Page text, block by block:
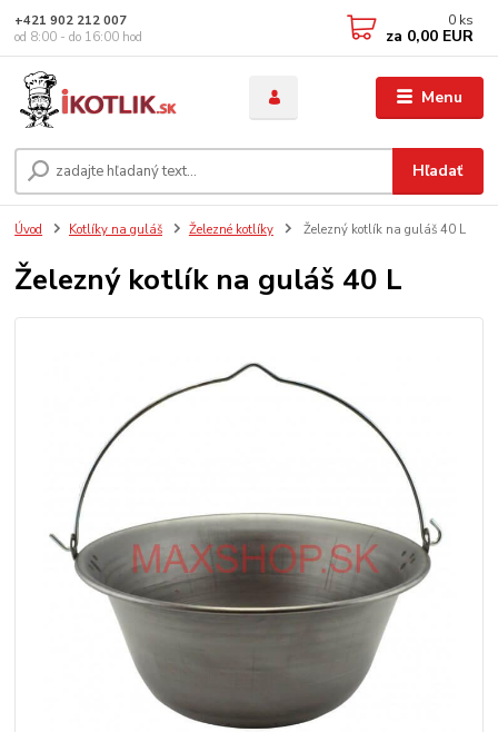
Menu
Hľadať
+421 902 212 007
od 8:00 - do 16:00 hod
0 ks
za 0,00 EUR
Úvod Kotlíky na guláš Železné kotlíky Železný kotlík na guláš 40 L
Železný kotlík na guláš 40 L